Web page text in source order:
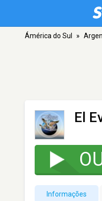
Ámérica do Sul »
El
Informações